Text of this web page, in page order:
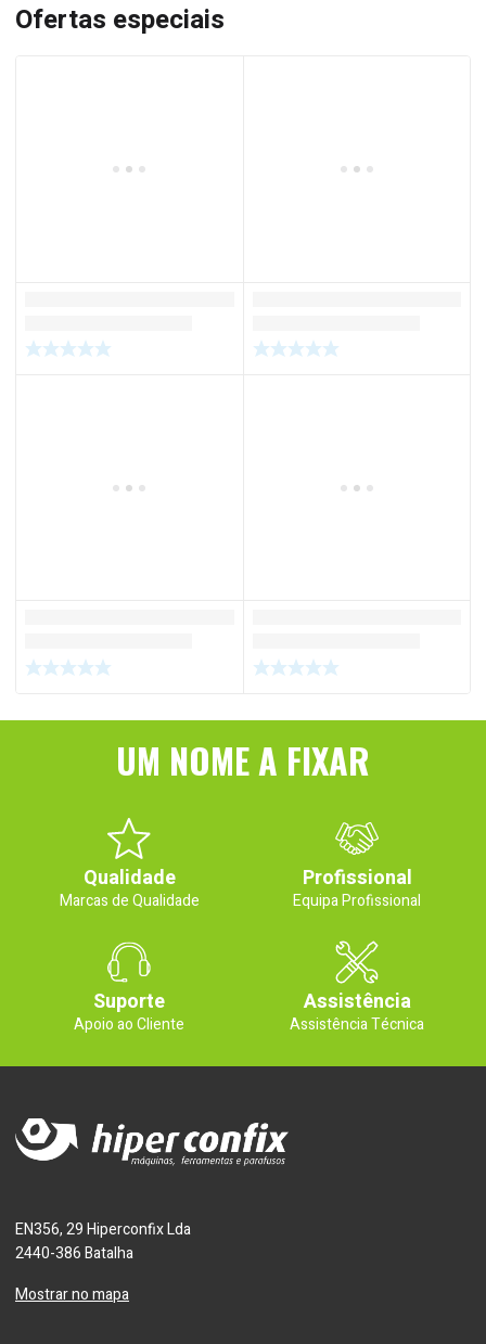
Ofertas especiais
UM NOME A FIXAR
Qualidade
Marcas de Qualidade
Profissional
Equipa Profissional
Suporte
Apoio ao Cliente
Assistência
Assistência Técnica
EN356, 29 Hiperconfix Lda
2440-386 Batalha
Mostrar no mapa